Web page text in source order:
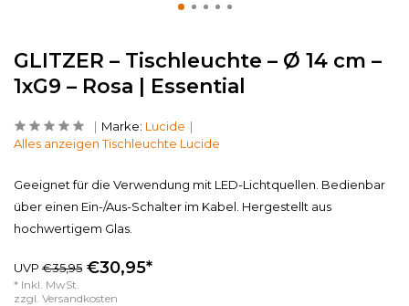
GLITZER – Tischleuchte – Ø 14 cm –
1xG9 – Rosa | Essential
Marke: Lucide
Alles anzeigen Tischleuchte Lucide
Geeignet für die Verwendung mit LED-Lichtquellen. Bedienbar
über einen Ein-/Aus-Schalter im Kabel. Hergestellt aus
hochwertigem Glas.
UVP €35,95 €30,95*
* Inkl. MwSt.
zzgl. Versandkosten